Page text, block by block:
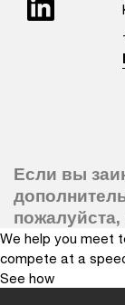
Если вы
We help you meet
compete at a
See how